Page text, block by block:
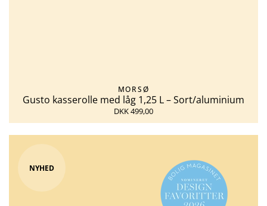
MORSØ
Gusto kasserolle med låg 1,25 L – Sort/aluminium
DKK 499,00
NYHED